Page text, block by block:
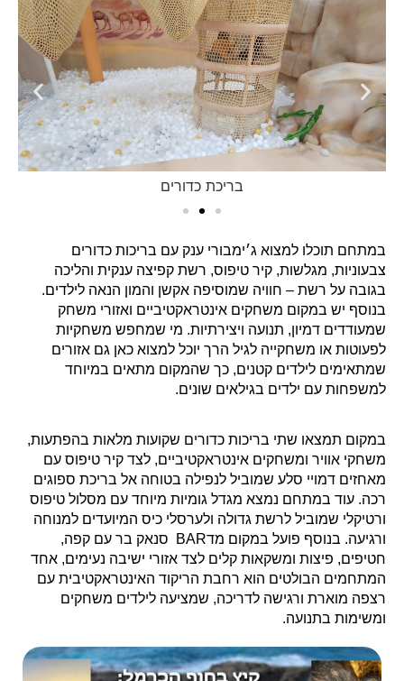
בריכת כדורים
במתחם תוכלו למצוא ג׳ימבורי ענק עם בריכות כדורים
צבעוניות, מגלשות, קיר טיפוס, רשת קפיצה ענקית והליכה
בגובה על רשת – חוויה שמוסיפה אקשן והמון הנאה לילדים.
בנוסף יש במקום משחקים אינטראקטיביים ואזורי משחק
שמעודדים דמיון, תנועה ויצירתיות. מי שמחפש משחקיות
לפעוטות או משחקייה לגיל הרך יוכל למצוא כאן גם אזורים
שמתאימים לילדים קטנים, כך שהמקום מתאים במיוחד
למשפחות עם ילדים בגילאים שונים.
במקום תמצאו שתי בריכות כדורים שקועות מלאות בהפתעות,
משחקי אוויר ומשחקים אינטראקטיביים, לצד קיר טיפוס עם
מאחזים דמויי סלע שמוביל לנפילה בטוחה אל בריכת ספוגים
רכה. עוד במתחם נמצא מגדל גומיות מיוחד עם מסלול טיפוס
ורטיקלי שמוביל לרשת גדולה ולערסלי כיס המיועדים למנוחה
ורגיעה. בנוסף פועל במקום מדBAR סנאק בר עם קפה,
חטיפים, פיצות ומשקאות קלים לצד אזורי ישיבה נעימים, אחד
המתחמים הבולטים הוא רחבת הריקוד האינטראקטיבית עם
רצפה מוארת ורגישה לדריכה, שמציעה לילדים משחקים
ומשימות בתנועה.